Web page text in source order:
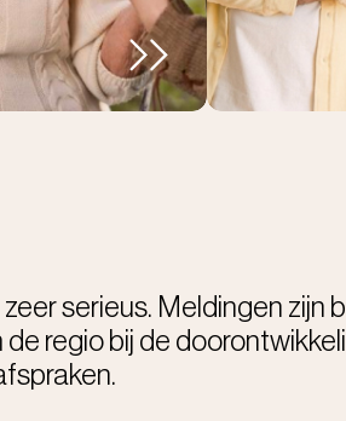
serieus. Meldingen zijn
regio bij de